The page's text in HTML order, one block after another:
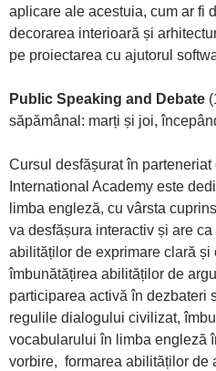
aplicare ale acestuia, cum ar fi
decorarea interioară și
pe proiectarea cu ajutorul
Public Speaking and Debate
săpămânal: marți și joi,
Cursul desfășurat în parteneriat
International Academy este
limba engleză, cu vârsta
va desfășura interactiv și are
abilităților de exprimare clară
îmbunătățirea abilităților de
participarea activă în dezbateri
regulile dialogului civilizat,
vocabularului în limba engleză
vorbire, formarea abilităților de